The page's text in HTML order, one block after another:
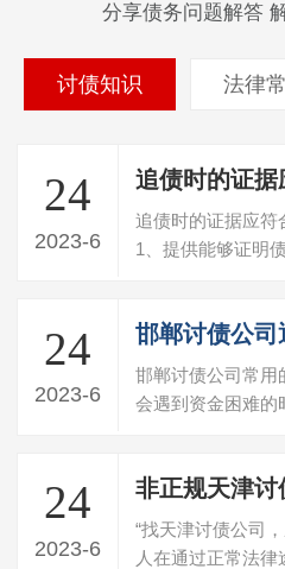
分享债务问题解答
讨债知识 法律
24
2023-6
追债时的证据应符
1、提供能够证明
24
2023-6
邯郸讨债公司常用
会遇到资金困难的
24
2023-6
“找天津讨债公司
人在通过正常法